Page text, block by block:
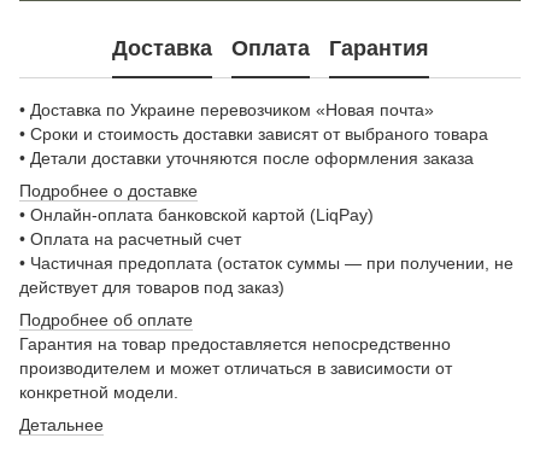
Доставка Оплата Гарантия
• Доставка по Украине перевозчиком «Новая почта»
• Сроки и стоимость доставки зависят от выбраного товара
• Детали доставки уточняются после оформления заказа
Подробнее о доставке
• Онлайн-оплата банковской картой (LiqPay)
• Оплата на расчетный счет
• Частичная предоплата (остаток суммы — при получении, не
действует для товаров под заказ)
Подробнее об оплате
Гарантия на товар предоставляется непосредственно
производителем и может отличаться в зависимости от
конкретной модели.
Детальнее